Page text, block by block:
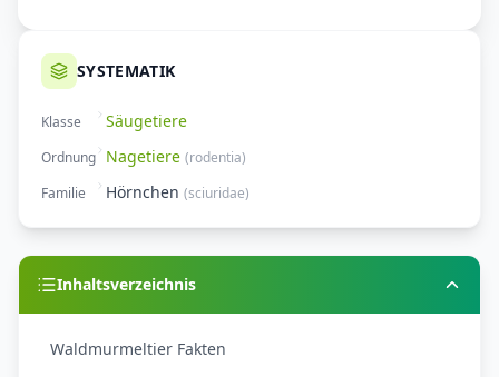
SYSTEMATIK
Klasse Säugetiere
Ordnung Nagetiere (rodentia)
Familie
Hörnchen (sciuridae)
Inhaltsverzeichnis
Waldmurmeltier Fakten